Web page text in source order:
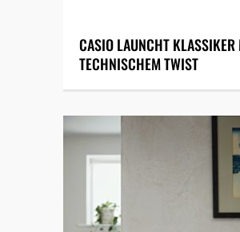
CASIO LAUNCHT KLASSIKER
TECHNISCHEM TWIST